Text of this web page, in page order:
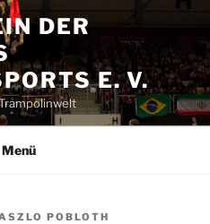
DER
E. V.
Menü
POBLOTH